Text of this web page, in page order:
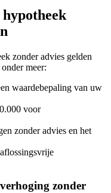
zonder advies gelden
meer:
waardebepaling van uw
voor
zonder advies en het
zonder